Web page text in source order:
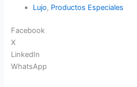
Lujo, Productos Especiales
Facebook
X
LinkedIn
WhatsApp